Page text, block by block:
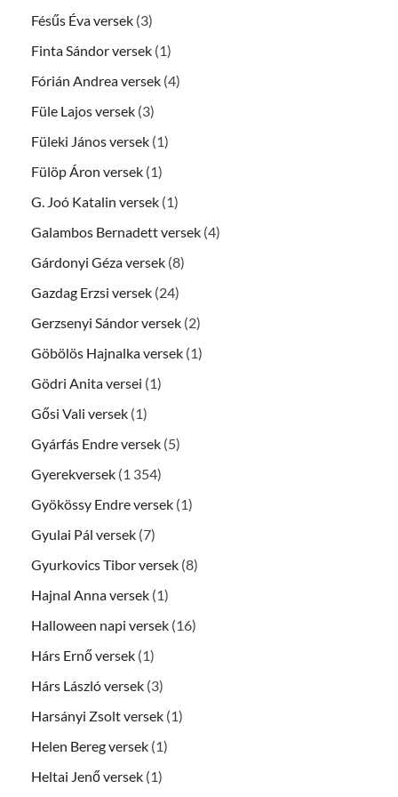
Fésűs Éva versek (3)
Finta Sándor versek (1)
Fórián Andrea versek (4)
Füle Lajos versek (3)
Füleki János versek (1)
Fülöp Áron versek (1)
G. Joó Katalin versek (1)
Galambos Bernadett versek (4)
Gárdonyi Géza versek (8)
Gazdag Erzsi versek (24)
Gerzsenyi Sándor versek (2)
Göbölös Hajnalka versek (1)
Gödri Anita versei (1)
Gősi Vali versek (1)
Gyárfás Endre versek (5)
Gyerekversek (1 354)
Gyökössy Endre versek (1)
Gyulai Pál versek (7)
Gyurkovics Tibor versek (8)
Hajnal Anna versek (1)
Halloween napi versek (16)
Hárs Ernő versek (1)
Hárs László versek (3)
Harsányi Zsolt versek (1)
Helen Bereg versek (1)
Heltai Jenő versek (1)